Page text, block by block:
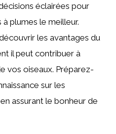
éclairées pour
plumes le meilleur.
les avantages du
il peut contribuer à
vos oiseaux. Préparez-
sur les
assurant le bonheur de